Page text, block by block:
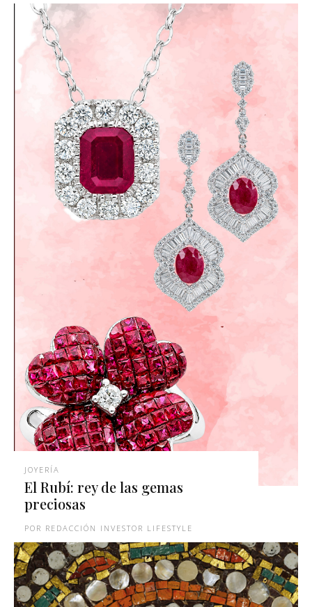
JOYERÍA
El Rubí: rey de las gemas
preciosas
REDACCIÓN INVESTOR LIFESTYLE